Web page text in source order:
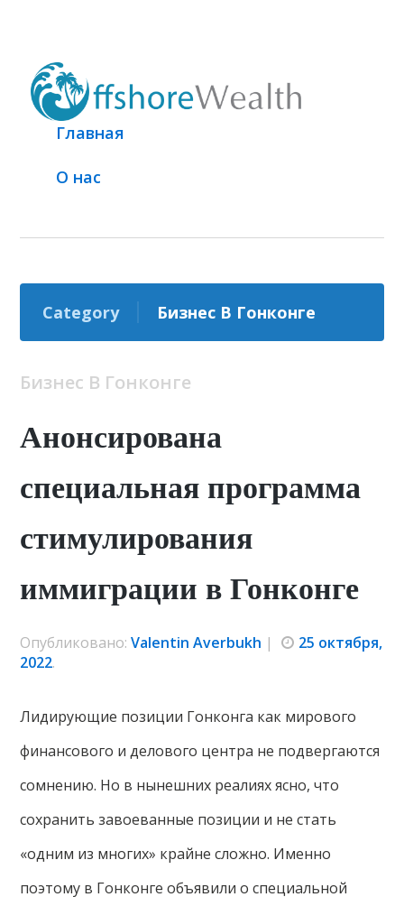
Главная
О нас
Category Бизнес В Гонконге
Бизнес В Гонконге
Анонсирована
специальная программа
стимулирования
иммиграции в Гонконге
Опубликовано:Valentin Averbukh |
25 октября,
2022.
Лидирующие позиции Гонконга как мирового
финансового и делового центра не подвергаются
сомнению. Но в нынешних реалиях ясно, что
сохранить завоеванные позиции и не стать
«одним из многих» крайне сложно. Именно
поэтому в Гонконге объявили о специальной